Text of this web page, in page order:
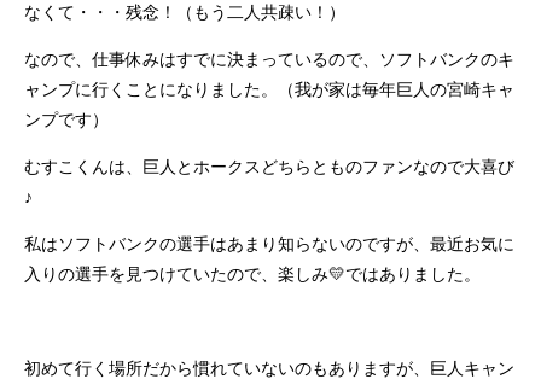
なくて・・・残念！（もう二人共疎い！）
なので、仕事休みはすでに決まっているので、ソフトバンクのキ
ャンプに行くことになりました。（我が家は毎年巨人の宮崎キャ
ンプです）
むすこくんは、巨人とホークスどちらとものファンなので大喜び
♪
私はソフトバンクの選手はあまり知らないのですが、最近お気に
入りの選手を見つけていたので、楽しみ💛ではありました。
初めて行く場所だから慣れていないのもありますが、巨人キャン